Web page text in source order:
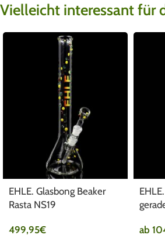
Vielleicht interessant für
EHLE. Glasbong Beaker
Rasta NS19
499,95€ ab